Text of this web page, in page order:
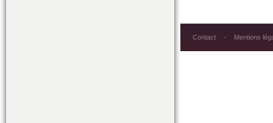
Contact Mentions